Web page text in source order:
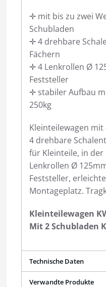
✛ mit bis zu zwei
Schubladen
✛ 4 drehbare
Fächern
✛ 4 Lenkrollen Ø
Feststeller
✛ stabiler Aufbau
250kg
Kleinteilewagen
4 drehbare
für Kleinteile, in
Lenkrollen Ø
Feststeller,
Montageplatz.
Kleinteilewagen
Mit 2 Schubladen
Technische Daten
Verwandte Produkte